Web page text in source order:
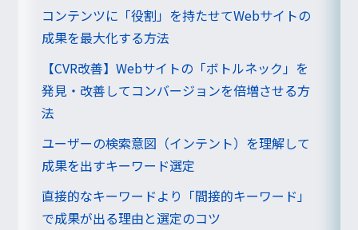
コンテンツに「役割」を持たせてWebサイトの
成果を最大化する方法
【CVR改善】Webサイトの「ボトルネック」を
発見・改善してコンバージョンを倍増させる方
法
ユーザーの検索意図（インテント）を理解して
成果を出すキーワード選定
直接的なキーワードより「間接的キーワード」
で成果が出る理由と選定のコツ